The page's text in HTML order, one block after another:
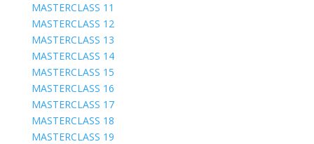
MASTERCLASS 11
MASTERCLASS 12
MASTERCLASS 13
MASTERCLASS 14
MASTERCLASS 15
MASTERCLASS 16
MASTERCLASS 17
MASTERCLASS 18
MASTERCLASS 19